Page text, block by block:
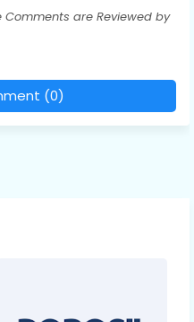
Comments are Reviewed by
(0)